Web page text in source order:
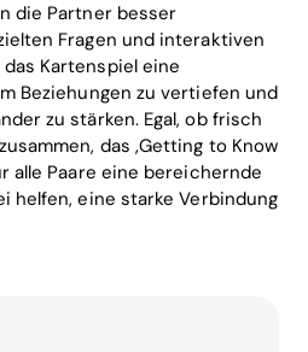
die Partner besser
Fragen und interaktiven
Kartenspiel eine
Beziehungen zu vertiefen und
zu stärken. Egal, ob frisch
das ‚Getting to Know
alle Paare eine bereichernde
helfen, eine starke Verbindung